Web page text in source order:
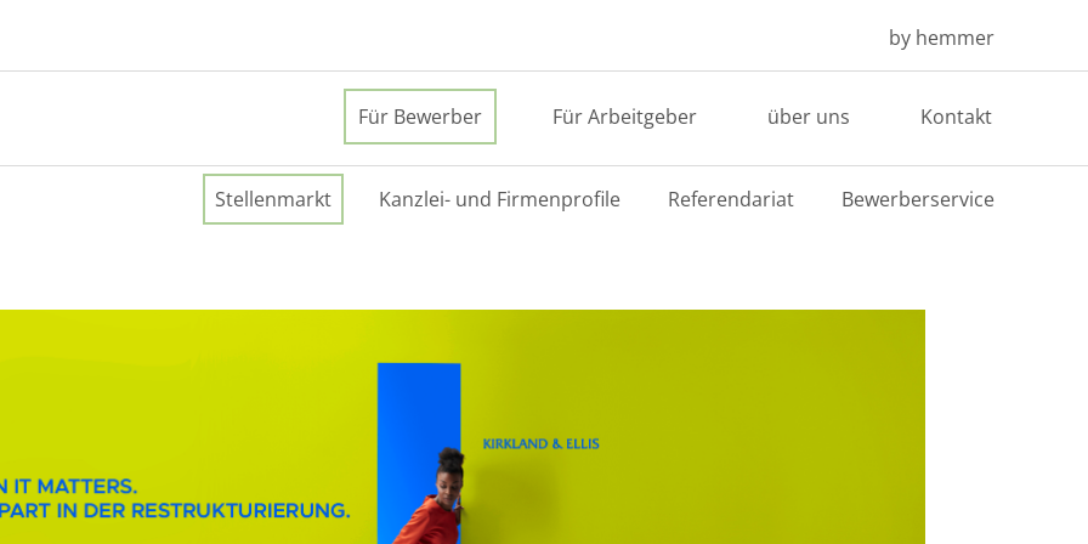
by hemmer
Für Bewerber Für Arbeitgeber über uns Kontakt
Stellenmarkt Kanzlei- und Firmenprofile Referendariat Bewerberservice